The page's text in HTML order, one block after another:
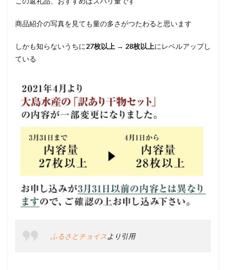
商品紹介の写真を見ても量の多さがつたわると思います
しかも知らないうちに27枚以上 → 28枚以上にレベルアップし
ている
ふるさとチョイスより引用